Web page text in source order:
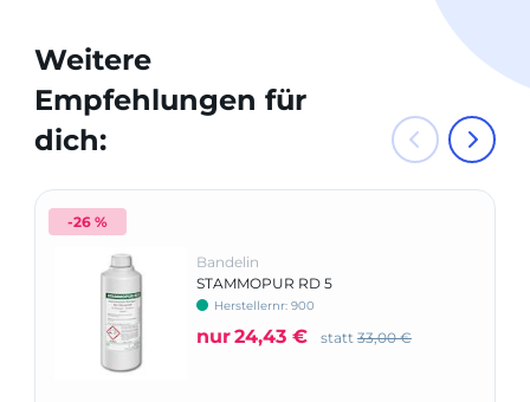
Weitere
Empfehlungen für
dich:
-26 %
Bandelin
STAMMOPUR RD 5
Herstellernr: 900
nur24,43 € statt 33,00 €